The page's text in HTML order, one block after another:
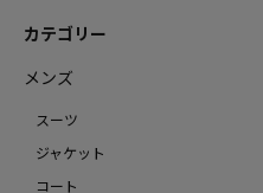
カテゴリー
メンズ
スーツ
ジャケット
コート